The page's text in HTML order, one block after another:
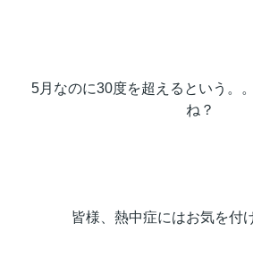
5月なのに30度を超えるという。
ね？
皆様、熱中症にはお気を付